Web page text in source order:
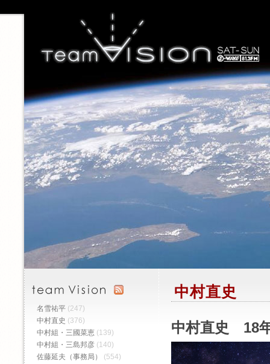
中村直史
中村直史 18
名雪祐平 (247)
中村直史 (376)
中村組・三國菜恵 (139)
中村組・三島邦彦 (140)
佐藤延夫（事務局）
(554)